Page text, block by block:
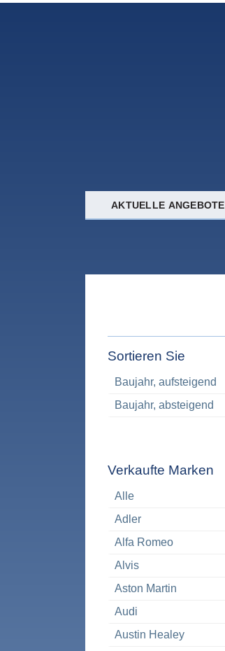
AKTUELLE ANGEBOTE
Sortieren Sie
Baujahr, aufsteigend
Baujahr, absteigend
Verkaufte Marken
Alle
Adler
Alfa Romeo
Alvis
Aston Martin
Audi
Austin Healey